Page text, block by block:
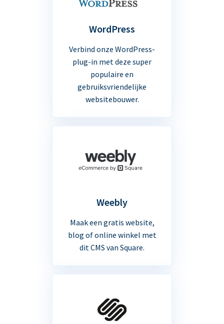
WordPress
Verbind onze WordPress-
plug-in met deze super
populaire en
gebruiksvriendelijke
websitebouwer.
Weebly
Maak een gratis website,
blog of online winkel met
dit CMS van Square.